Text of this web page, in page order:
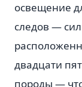
освещение
следов —
двадцати
породы —